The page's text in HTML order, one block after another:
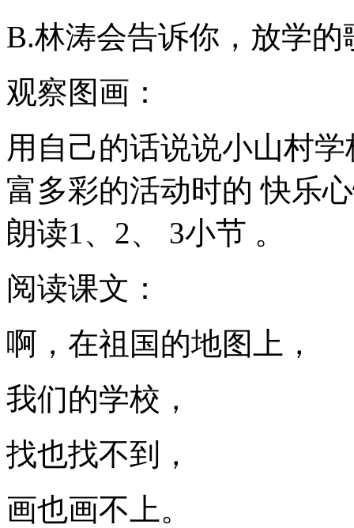
B.林涛会告诉你，放学
观察图画：
用自己的话说说小山村
富多彩的活动时的 快乐
朗读1、2、 3小节 。
阅读课文：
啊，在祖国的地图上，
我们的学校，
找也找不到，
画也画不上。